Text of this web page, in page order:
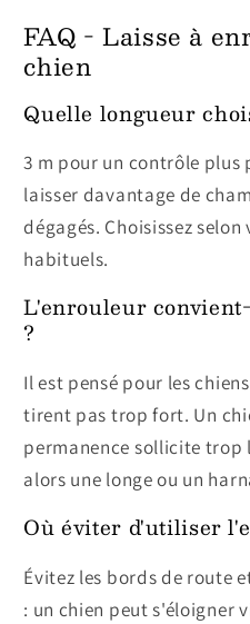
FAQ - Laisse à
chien
Quelle longueur
3 m pour un contrôle plus
laisser davantage de
dégagés. Choisissez
habituels.
L'enrouleur
?
Il est pensé pour les
tirent pas trop fort. Un
permanence sollicite trop
alors une longe ou un
Où éviter d'utiliser
Évitez les bords de route
: un chien peut s'éloigner